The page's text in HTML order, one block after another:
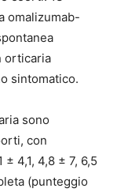
omalizumab-
orticaria
sintomatico.
sono
con
4,1, 4,8 ± 7, 6,5
(punteggio